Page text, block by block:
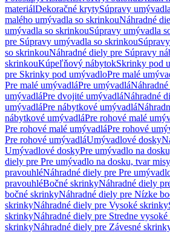
materiálDekoračné krytySúpravy
malého umývadla so skrinkouNáhradné
umývadla so skrinkouSúpravy umývadla
pre Súpravy umývadla so skrinkou
so skrinkouNáhradné diely pre Súpravy
skrinkouKúpeľňový nábytokSkrinky pod
pre Skrinky pod umývadloPre malé
Pre malé umývadláPre umývadlá
umývadláPre dvojité umývadláNáhradné
umývadláPre nábytkové umývadlá
nábytkové umývadláPre rohové malé
Pre rohové malé umývadláPre rohové
Pre rohové umývadláUmývadlové dosky
Umývadlové doskyPre umývadlo na
diely pre Pre umývadlo na dosku, tvar misy
pravouhléNáhradné diely pre Pre
pravouhléBočné skrinkyNáhradné diely
bočné skrinkyNáhradné diely pre Nízke
skrinkyNáhradné diely pre Vysoké skrinky
skrinkyNáhradné diely pre Stredne
skrinkyNáhradné diely pre Závesné